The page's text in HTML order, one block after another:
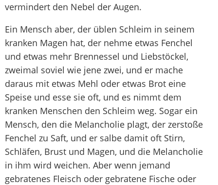
vermindert den Nebel der Augen.
Ein Mensch aber, der üblen Schleim in seinem
kranken Magen hat, der nehme etwas Fenchel
und etwas mehr Brennessel und Liebstöckel,
zweimal soviel wie jene zwei, und er mache
daraus mit etwas Mehl oder etwas Brot eine
Speise und esse sie oft, und es nimmt dem
kranken Menschen den Schleim weg. Sogar ein
Mensch, den die Melancholie plagt, der zerstoße
Fenchel zu Saft, und er salbe damit oft Stirn,
Schläfen, Brust und Magen, und die Melancholie
in ihm wird weichen. Aber wenn jemand
gebratenes Fleisch oder gebratene Fische oder